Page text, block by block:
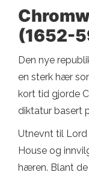
(1652-
Den nye
en sterk hær
kort tid gjorde
diktatur basert
Utnevnt til
House og
hæren. Blant